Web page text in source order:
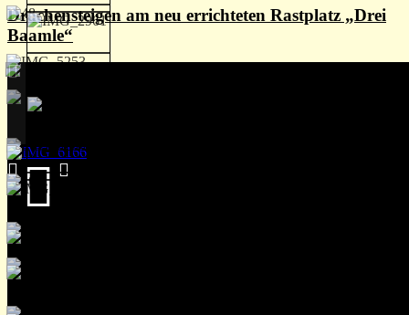
Drachensteigen am neu errichteten Rastplatz „Drei
Baamle“